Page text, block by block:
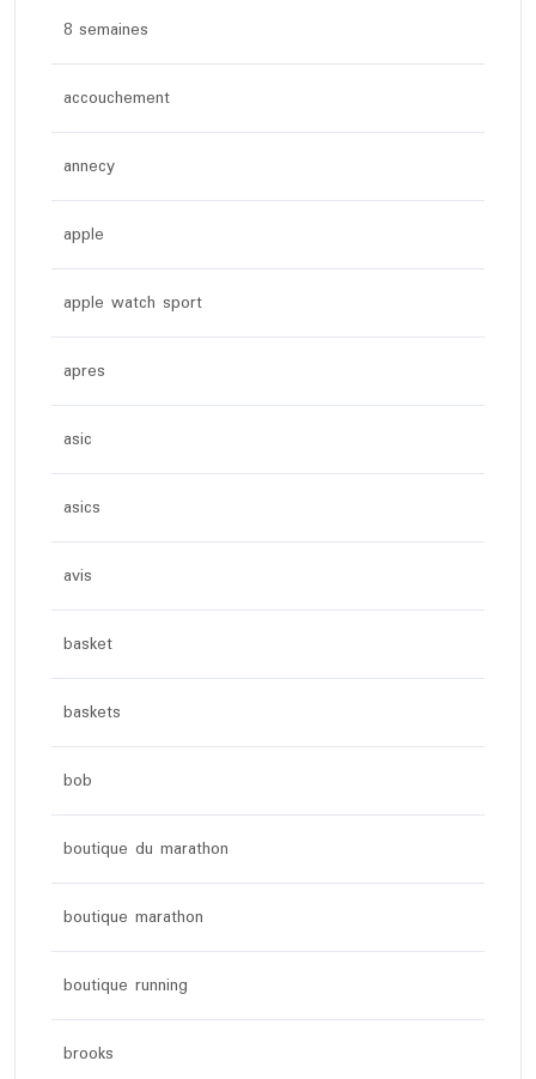
8 semaines
accouchement
annecy
apple
apple watch sport
apres
asic
asics
avis
basket
baskets
bob
boutique du marathon
boutique marathon
boutique running
brooks